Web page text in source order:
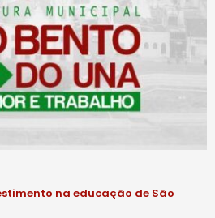
na educação de São